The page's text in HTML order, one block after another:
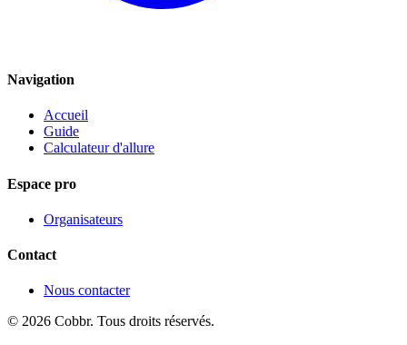
Navigation
Accueil
Guide
Calculateur d'allure
Espace pro
Organisateurs
Contact
Nous contacter
© 2026 Cobbr. Tous droits réservés.